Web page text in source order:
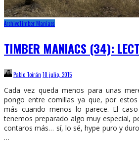
ArchivoTimber Maniacs
TIMBER MANIACS (34):
Pablo Toirán 10 julio, 2015
Cada vez queda menos para unas
pongo entre comillas ya que, por
más cuando menos lo parece. El
tenemos preparado algo muy especial,
contaros más… sí, lo sé, hype puro y
…